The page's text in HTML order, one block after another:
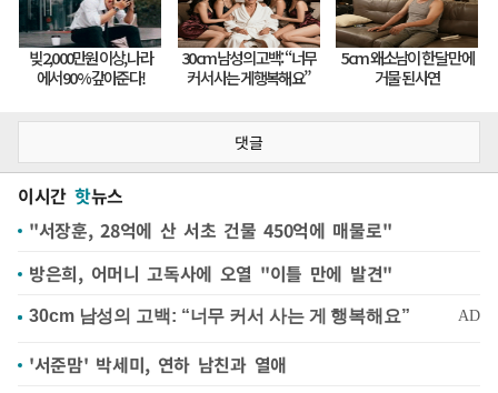
댓글
이시간 핫뉴스
"서장훈, 28억에 산 서초 건물 450억에 매물로"
방은희, 어머니 고독사에 오열 "이틀 만에 발견"
'서준맘' 박세미, 연하 남친과 열애